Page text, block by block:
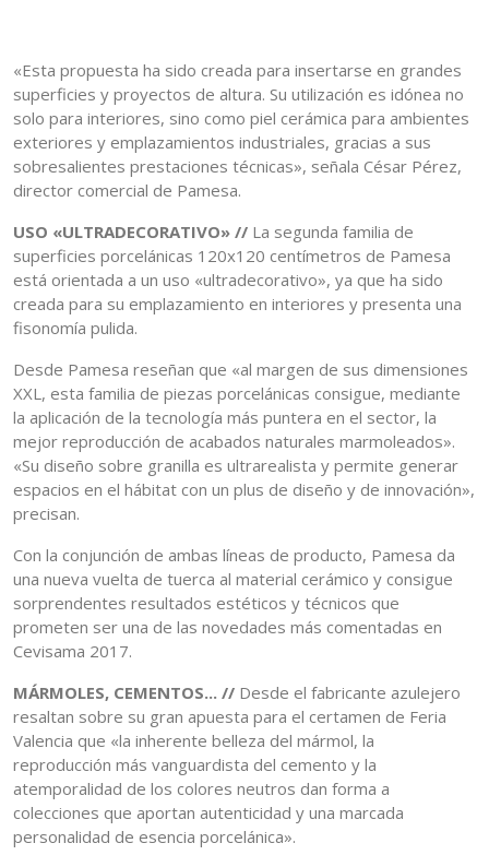
«Esta propuesta ha sido creada para insertarse en grandes
superficies y proyectos de altura. Su utilización es idónea no
solo para interiores, sino como piel cerámica para ambientes
exteriores y emplazamientos industriales, gracias a sus
sobresalientes prestaciones técnicas», señala César Pérez,
director comercial de Pamesa.
USO «ULTRADECORATIVO» // La segunda familia de
superficies porcelánicas 120x120 centímetros de Pamesa
está orientada a un uso «ultradecorativo», ya que ha sido
creada para su emplazamiento en interiores y presenta una
fisonomía pulida.
Desde Pamesa reseñan que «al margen de sus dimensiones
XXL, esta familia de piezas porcelánicas consigue, mediante
la aplicación de la tecnología más puntera en el sector, la
mejor reproducción de acabados naturales marmoleados».
«Su diseño sobre granilla es ultrarealista y permite generar
espacios en el hábitat con un plus de diseño y de innovación»,
precisan.
Con la conjunción de ambas líneas de producto, Pamesa da
una nueva vuelta de tuerca al material cerámico y consigue
sorprendentes resultados estéticos y técnicos que
prometen ser una de las novedades más comentadas en
Cevisama 2017.
MÁRMOLES, CEMENTOS... // Desde el fabricante azulejero
resaltan sobre su gran apuesta para el certamen de Feria
Valencia que «la inherente belleza del mármol, la
reproducción más vanguardista del cemento y la
atemporalidad de los colores neutros dan forma a
colecciones que aportan autenticidad y una marcada
personalidad de esencia porcelánica».